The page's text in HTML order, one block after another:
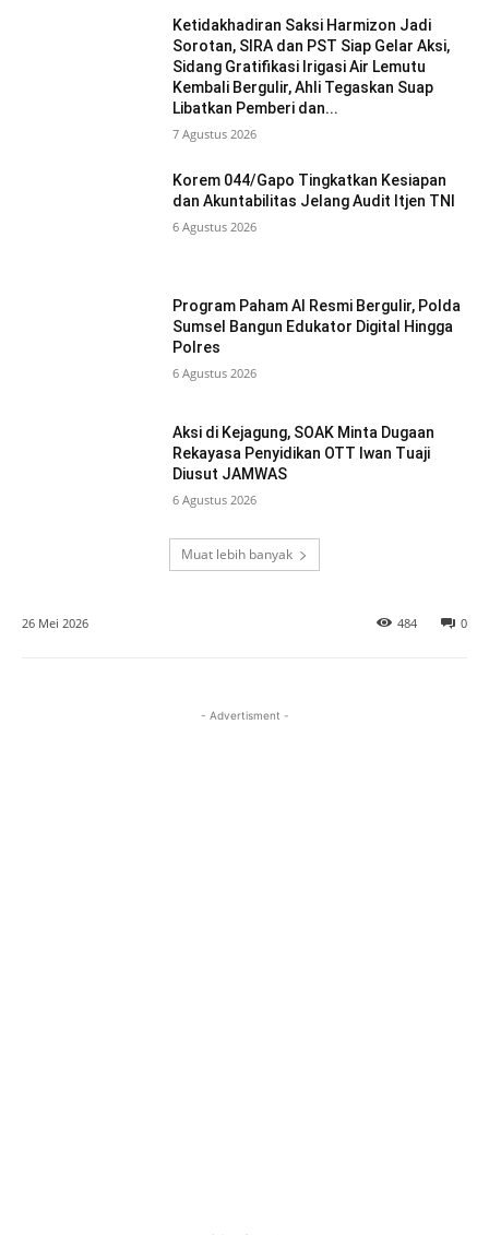
Ketidakhadiran Saksi Harmizon Jadi
Sorotan, SIRA dan PST Siap Gelar Aksi,
Sidang Gratifikasi Irigasi Air Lemutu
Kembali Bergulir, Ahli Tegaskan Suap
Libatkan Pemberi dan...
7 Agustus 2026
Korem 044/Gapo Tingkatkan Kesiapan
dan Akuntabilitas Jelang Audit Itjen TNI
6 Agustus 2026
Program Paham AI Resmi Bergulir, Polda
Sumsel Bangun Edukator Digital Hingga
Polres
6 Agustus 2026
Aksi di Kejagung, SOAK Minta Dugaan
Rekayasa Penyidikan OTT Iwan Tuaji
Diusut JAMWAS
6 Agustus 2026
Muat lebih banyak
26 Mei 2026 0
484
- Advertisment -